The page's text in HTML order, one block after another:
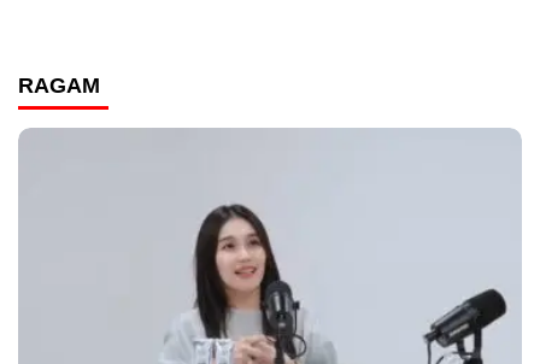
RAGAM